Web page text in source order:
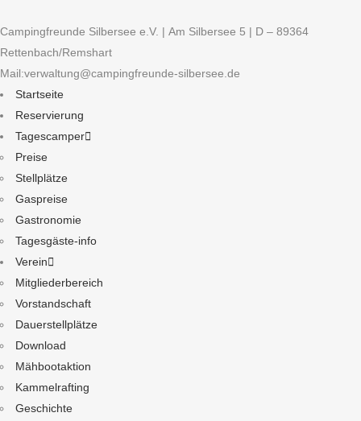
Campingfreunde Silbersee e.V. | Am Silbersee 5 | D – 89364
Rettenbach/Remshart
Mail:verwaltung@campingfreunde-silbersee.de
Startseite
Reservierung
Tagescamper
Preise
Stellplätze
Gaspreise
Gastronomie
Tagesgäste-info
Verein
Mitgliederbereich
Vorstandschaft
Dauerstellplätze
Download
Mähbootaktion
Kammelrafting
Geschichte